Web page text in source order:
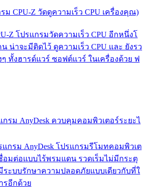
ม CPU-Z วัดดูความเร็ว CPU เครื่องคุณ)
Z โปรแกรมวัดความเร็ว CPU อีกหนึ่งโ
น่าจะมีติดไว้ ดูความเร็ว CPU และ ยังรว
ทั้งฮารด์แวร์ ซอฟต์แวร์ ในเครื่องด้วย ฟ
กรม AnyDesk ควบคุมคอมพิวเตอร์ระยะไ
กรม AnyDesk โปรแกรมรีโมทคอมพิวเต
อมต่อแบบไร้พรมแดน รวดเร็มไม่มีกระตุ
ะบบรักษาความปลอดภัยแบบเดียวกับที่ใ
รอีกด้วย